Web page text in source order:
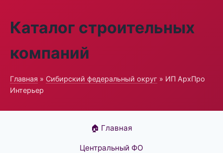
Каталог строительных
компаний
Главная » Сибирский федеральный округ » ИП АрхПро
Интерьер
🏠 Главная
Центральный ФО